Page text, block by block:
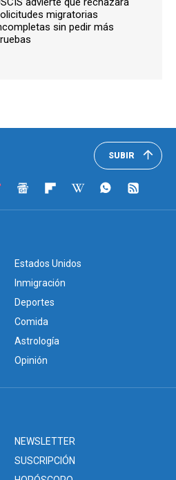
migratorias
sin pedir más
SUBIR
Estados Unidos
Inmigración
Deportes
Comida
Astrología
Opinión
NEWSLETTER
SUSCRIPCIÓN